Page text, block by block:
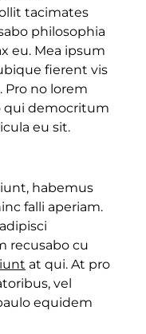
tacimates
philosophia
eu. Mea ipsum
fierent vis
Pro no lorem
qui democritum
eu sit.
habemus
falli aperiam.
recusabo cu
at qui. At pro
vel
equidem